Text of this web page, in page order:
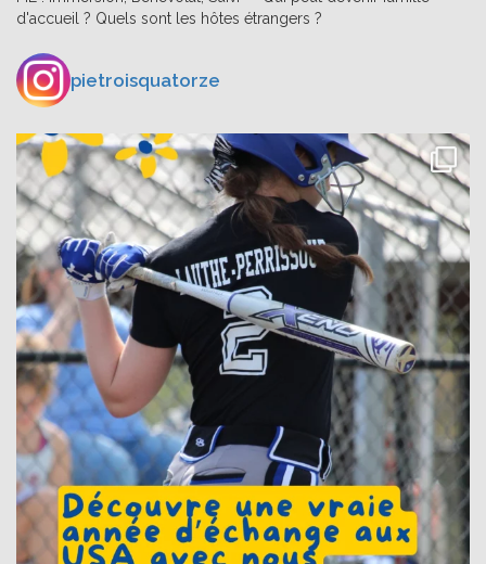
d'accueil ? Quels sont les hôtes étrangers ?
pietroisquatorze